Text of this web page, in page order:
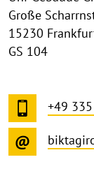
Große
15230
GS 104
+49